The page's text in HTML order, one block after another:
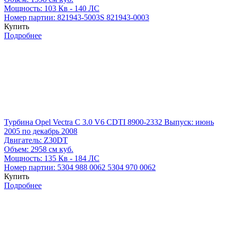
Мощность: 103 Кв - 140 ЛС
Номер партии: 821943-5003S 821943-0003
Купить
Подробнее
Турбина Opel Vectra C 3.0 V6 CDTI 8900-2332 Выпуск: июнь
2005 по декабрь 2008
Двигатель: Z30DT
Объем: 2958 см куб.
Мощность: 135 Кв - 184 ЛС
Номер партии: 5304 988 0062 5304 970 0062
Купить
Подробнее